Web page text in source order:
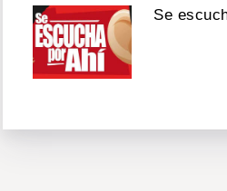
Se